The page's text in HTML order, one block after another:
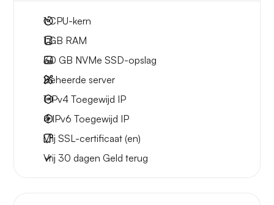
1CPU-kern
1 GB RAM
30 GB NVMe SSD-opslag
Beheerde server
1 IPv4 Toegewijd IP
4 IPv6 Toegewijd IP
Vrij SSL-certificaat (en)
Vrij 30 dagen Geld terug